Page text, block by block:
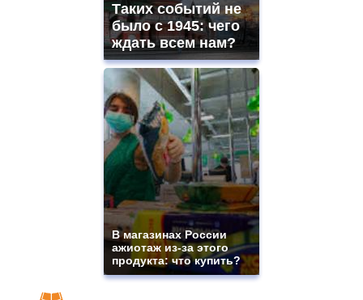
Таких событий не
было с 1945: чего
ждать всем нам?
В магазинах России
ажиотаж из-за этого
продукта: что купить?